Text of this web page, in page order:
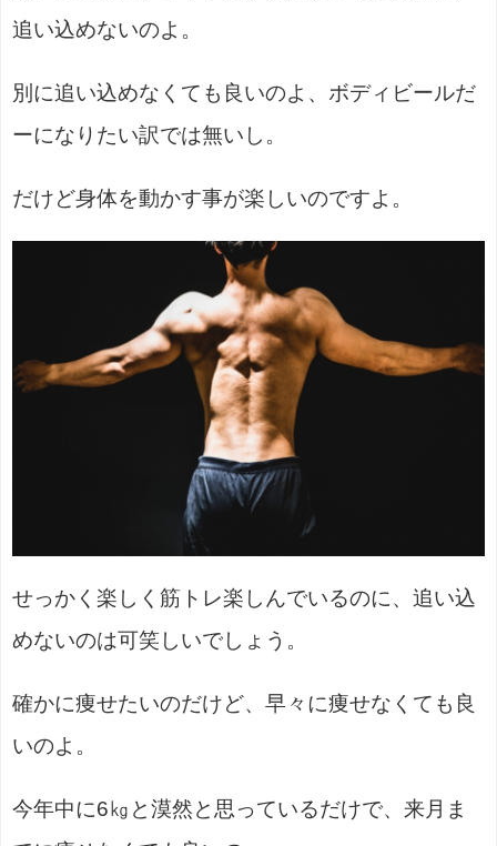
追い込めないのよ。
別に追い込めなくても良いのよ、ボディビールだ
ーになりたい訳では無いし。
だけど身体を動かす事が楽しいのですよ。
せっかく楽しく筋トレ楽しんでいるのに、追い込
めないのは可笑しいでしょう。
確かに痩せたいのだけど、早々に痩せなくても良
いのよ。
今年中に6㎏と漠然と思っているだけで、来月ま